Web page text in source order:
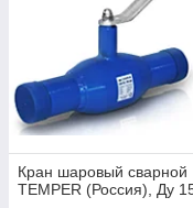
Кран шаровый сварной
TEMPER (Россия), Ду